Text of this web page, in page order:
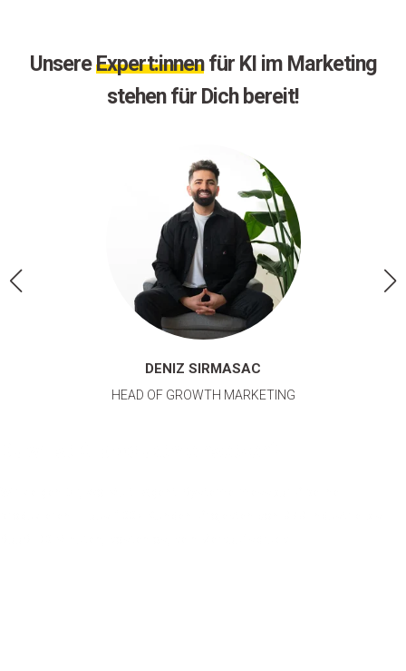
UnsereExpert:innenfür KI im Marketing
stehen für Dich bereit!
DENIZ SIRMASAC
HEAD OF GROWTH MARKETING